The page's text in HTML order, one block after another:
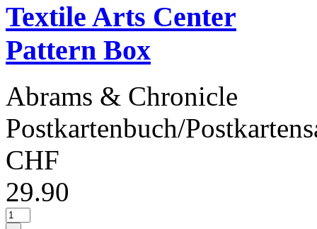
Textile Arts Center
Pattern Box
Abrams & Chronicle
Postkartenbuch/
CHF
29.90